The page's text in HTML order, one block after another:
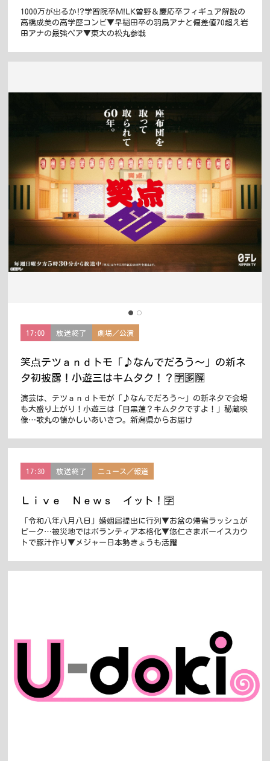
1000万が出るか⁉学習院卒M!LK曽野＆慶応卒フィギュア解説の
高橋成美の高学歴コンビ▼早稲田卒の羽鳥アナと偏差値70超え岩
田アナの最強ペア▼東大の松丸参戦
17:00 放送終了 劇場／公演
笑点テツａｎｄトモ「♪なんでだろう〜」の新ネ
タ初披露！小遊三はキムタク！？🈑🈕🈖
演芸は、テツａｎｄトモが「♪なんでだろう〜」の新ネタで会場
も大盛り上がり！小遊三は「目黒蓮？キムタクですよ！」秘蔵映
像…歌丸の懐かしいあいさつ。新潟県からお届け
17:30 放送終了 ニュース／報道
Ｌｉｖｅ Ｎｅｗｓ イット！🈑
「令和八年八月八日」婚姻届提出に行列▼お盆の帰省ラッシュが
ピーク…被災地ではボランティア本格化▼悠仁さまボーイスカウ
トで豚汁作り▼メジャー日本勢きょうも活躍